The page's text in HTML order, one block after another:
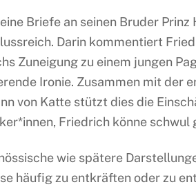
Briefe an seinen Bruder Prinz
Darin kommentiert
Zuneigung zu einem jungen
Ironie. Zusammen mit der
von Katte stützt dies die
Friedrich könne schwul
wie spätere
häufig zu entkräften oder zu